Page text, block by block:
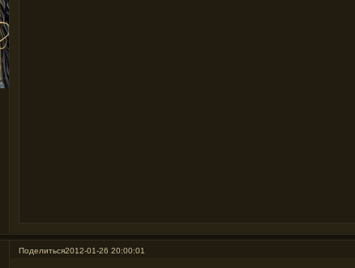
Поделиться2012-01-26 20:00:01